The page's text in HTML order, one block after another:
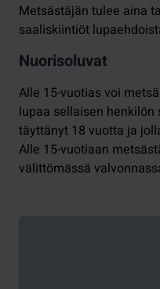
Metsästäjän tulee aina
saaliskiintiöt
Nuorisoluvat
Alle 15-vuotias voi
lupaa sellaisen
täyttänyt 18 vuotta ja
Alle 15-vuotiaan
välittömässä